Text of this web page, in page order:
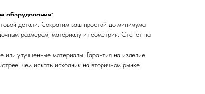
оборудования:
детали. Сократим ваш простой до минимума.
размерам, материалу и геометрии. Станет на
или улучшенные материалы. Гарантия на изделие.
чем искать исходник на вторичном рынке.